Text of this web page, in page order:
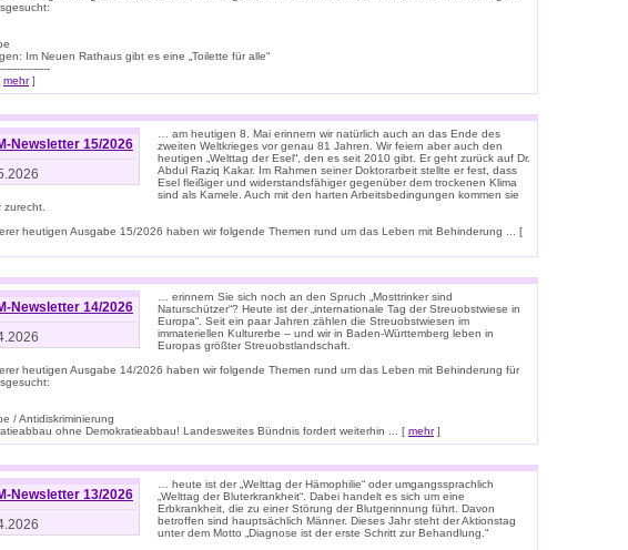
Im Neuen Rathaus gibt es eine „Toilette für alle“
mehr]
Newsletter 15/2026
… am heutigen 8. Mai erinnern wir natürlich auch an das Ende des
zweiten Weltkrieges vor genau 81 Jahren. Wir feiern aber auch den
heutigen „Welttag der Esel“, den es seit 2010 gibt. Er geht zurück auf Dr.
Abdul Raziq Kakar. Im Rahmen seiner Doktorarbeit stellte er fest, dass
Esel fleißiger und widerstandsfähiger gegenüber dem trockenen Klima
sind als Kamele. Auch mit den harten Arbeitsbedingungen kommen sie
zurecht.
heutigen Ausgabe 15/2026 haben wir folgende Themen rund um das Leben mit Behinderung ... [
Newsletter 14/2026
… erinnern Sie sich noch an den Spruch „Mosttrinker sind
Naturschützer“? Heute ist der „internationale Tag der Streuobstwiese in
Europa“. Seit ein paar Jahren zählen die Streuobstwiesen im
immateriellen Kulturerbe – und wir in Baden-Württemberg leben in
Europas größter Streuobstlandschaft.
heutigen Ausgabe 14/2026 haben wir folgende Themen rund um das Leben mit Behinderung für
/ Antidiskriminierung
ohne Demokratieabbau! Landesweites Bündnis fordert weiterhin ... [ mehr]
Newsletter 13/2026
… heute ist der „Welttag der Hämophilie“ oder umgangssprachlich
„Welttag der Bluterkrankheit“. Dabei handelt es sich um eine
Erbkrankheit, die zu einer Störung der Blutgerinnung führt. Davon
betroffen sind hauptsächlich Männer. Dieses Jahr steht der Aktionstag
unter dem Motto „Diagnose ist der erste Schritt zur Behandlung.“